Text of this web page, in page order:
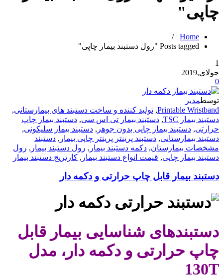
چاپی"
Home
/
Posts tagged "رول دستبند بیمار چاپی"
1
جولای,2019
0
توسطمدیر
Printable Wristband
, تولید کننده و ساخت دستبند های بیمارستانی,
دستبند بیمار TSC
, دستبند بیمار تی اس سی, دستبند بیمار چاپ
حرارتی, دستبند بیمار چاپی بدون جوهر , دستبند بیمار سلیکونی,
دستبند بیمارستانی, دستبند پرینتر پرینتر چاپی بیمار , دستبند
مشخصات بیمارستان, دکمه دستبند بیمار , رول دستبند بیمار , رول
دستبند بیمار چاپی, قیمت انواع دستبند بیمار , کارتریج دستبند بیمار
دستبند بیمار قابل چاپ حرارتی و دکمه دار
دستبندهای شناسایی بیمار قابل
چاپ حرارتی و دکمه دار، مدل
130T